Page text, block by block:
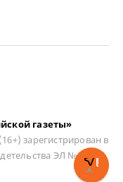
газеты»
зарегистрирован в
ЭЛ № ФС 77